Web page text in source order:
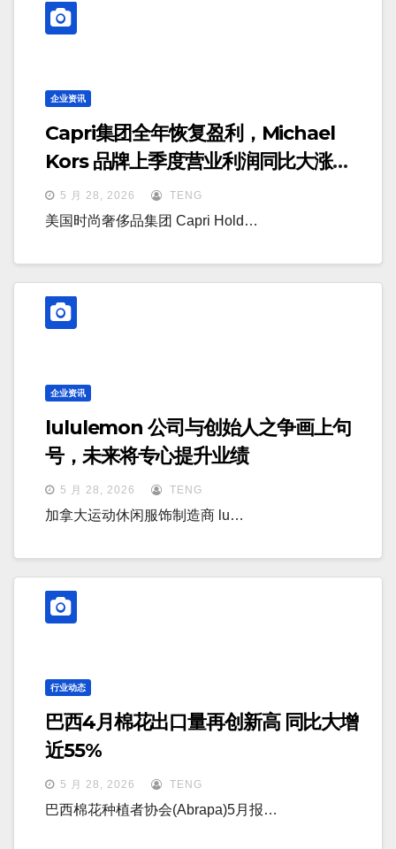
企业资讯
Capri集团全年恢复盈利，Michael
Kors 品牌上季度营业利润同比大涨
78%5 月 28, 2026 TENG
美国时尚奢侈品集团 Capri Hold…
企业资讯
lululemon 公司与创始人之争画上句
号，未来将专心提升业绩
5 月 28, 2026 TENG
加拿大运动休闲服饰制造商 lu…
行业动态
巴西4月棉花出口量再创新高 同比大增
近55%
5 月 28, 2026 TENG
巴西棉花种植者协会(Abrapa)5月报…